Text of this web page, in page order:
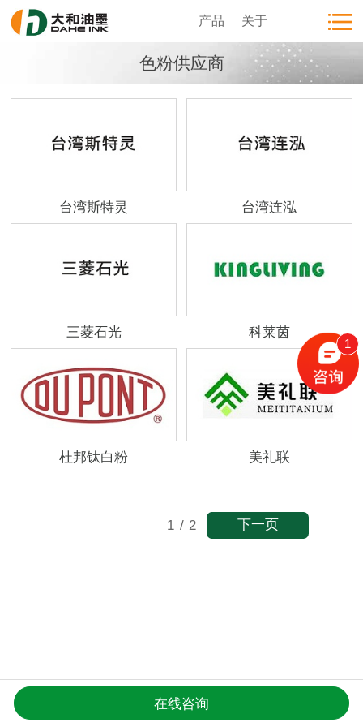
产品 关于
色粉供应商
台湾斯特灵 台湾连泓
三菱石光 科莱茵
杜邦钛白粉 美礼联
1 / 2 下一页
更多资讯
1
在线咨询